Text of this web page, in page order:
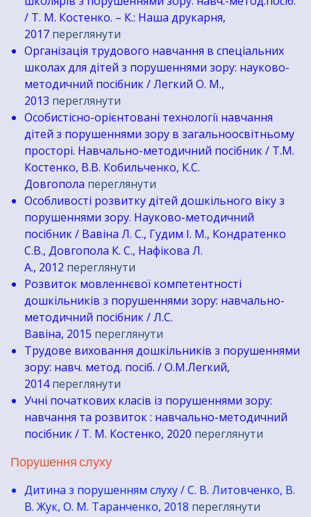
/ Т. М. Костенко. – К.: Наша друкарня,
2017 переглянути
Організація трудового навчання в спеціальних
школах для дітей з порушеннями зору: науково-
методичний посібник / Легкий О. М.,
2013 переглянути
Особистісно-орієнтовані технології навчання
дітей з порушеннями зору в загальноосвітньому
просторі. Навчально-методичний посібник / Т.М.
Костенко, В.В. Кобильченко, К.С.
Довгопола переглянути
Особливості розвитку дітей дошкільного віку з
порушеннями зору. Науково-методичний
посібник / Вавіна Л. С., Гудим І. М., Кондратенко
С.В., Довгопола К. С., Нафікова Л.
А., 2012 переглянути
Розвиток мовленнєвої компетентності
дошкільників з порушеннями зору: навчально-
методичний посібник / Л.С.
Вавіна, 2015 переглянути
Трудове виховання дошкільників з порушеннями
зору: навч. метод. посіб. / О.М.Легкий,
2014переглянути
Учні початкових класів із порушеннями зору:
навчання та розвиток : навчально-методичний
посібник / Т. М. Костенко, 2020 переглянути
​Порушення слуху
Дитина з порушенням слуху / С. В. Литовченко, В.
В. Жук, О. М. Таранченко, 2018 переглянути